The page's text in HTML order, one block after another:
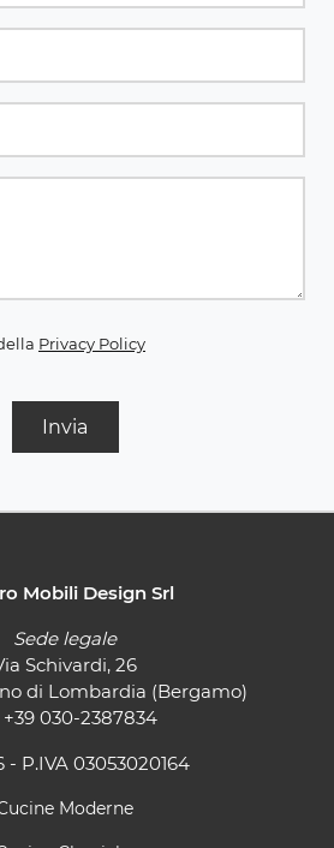
Privacy Policy
Invia
Mobili Design Srl
Sede legale
Schivardi, 26
di Lombardia (Bergamo)
+39 030-2387834
- P.IVA 03053020164
Moderne